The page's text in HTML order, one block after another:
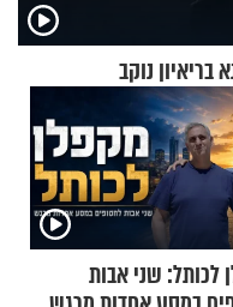
נוקב
לכותל: שני אבות